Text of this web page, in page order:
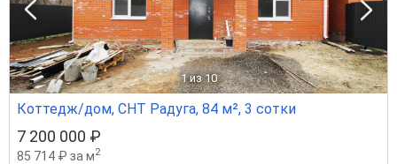
1 из 10
Коттедж/дом, СНТ Радуга, 84 м², 3 сотки
7 200 000 ₽
85 714 ₽ за м2